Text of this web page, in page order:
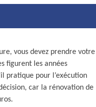
vous devez prendre votre
figurent les années
pratique pour l’exécution
car la rénovation de